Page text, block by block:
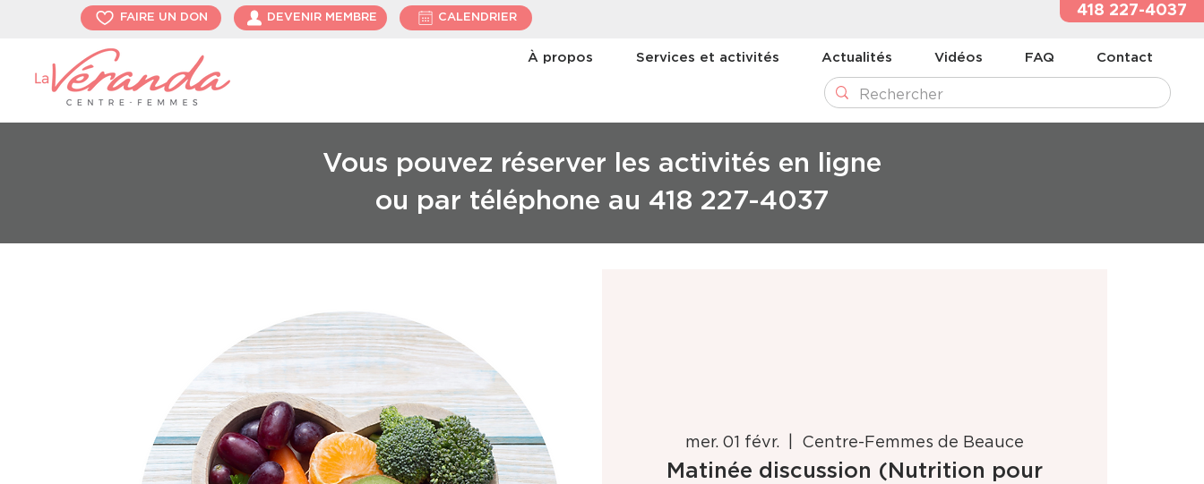
418 227-4037
FAIRE UN DON DEVENIR MEMBRE CALENDRIER
À propos Services et activités Actualités Vidéos FAQ Contact
Vous pouvez réserver les activités en ligne
ou par téléphone au 418 227-4037
mer. 01 févr.
  |
Centre-Femmes de Beauce
Matinée discussion (Nutrition pour